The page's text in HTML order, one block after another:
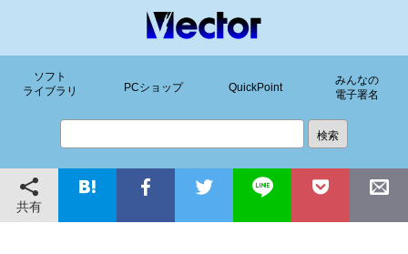
ソフト
ライブラリ
PCショップ QuickPoint
みんなの
電子署名
共有